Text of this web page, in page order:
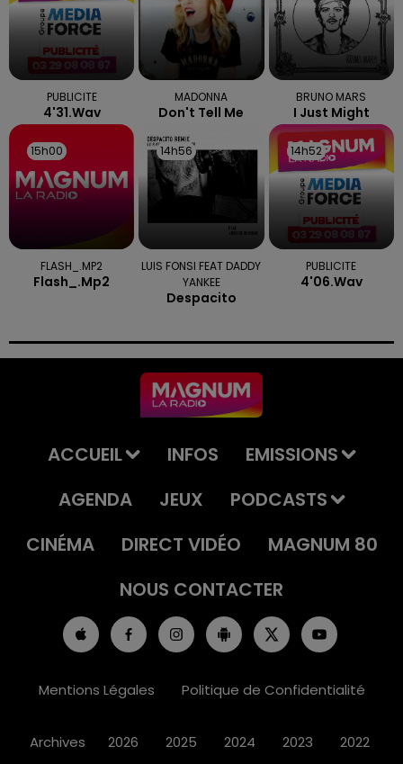
PUBLICITE
4'31.wav
MADONNA
Don't Tell Me
BRUNO MARS
I Just Might
15h00
15h00
FLASH_.MP2
Flash_.mp2
14h56
14h56
LUIS FONSI FEAT DADDY
YANKEE
Despacito
14h52
14h52
PUBLICITE
4'06.wav
ACCUEIL INFOS
EMISSIONS
AGENDA
JEUX
PODCASTS
CINÉMA
DIRECT VIDÉO
MAGNUM 80
NOUS CONTACTER
Mentions Légales Politique de Confidentialité
Archives 2026 2025 2024 2023 2022